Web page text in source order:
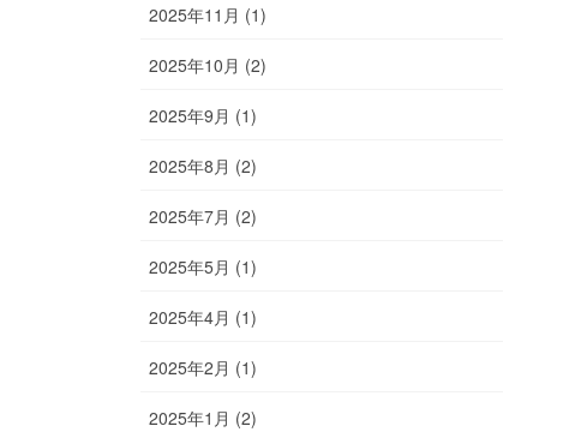
2025年11月 (1)
2025年10月 (2)
2025年9月 (1)
2025年8月 (2)
2025年7月 (2)
2025年5月 (1)
2025年4月 (1)
2025年2月 (1)
2025年1月 (2)